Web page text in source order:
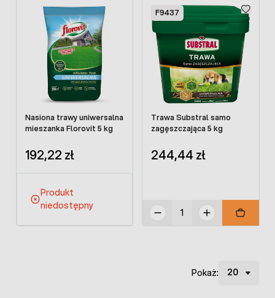
Nasiona trawy uniwersalna
mieszanka Florovit 5 kg
192,22 zł
Produkt
niedostępny
F9437
Trawa Substral samo
zagęszczająca 5 kg
244,44 zł
Pokaż: